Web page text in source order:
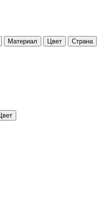
Материал Цвет Страна
Цвет